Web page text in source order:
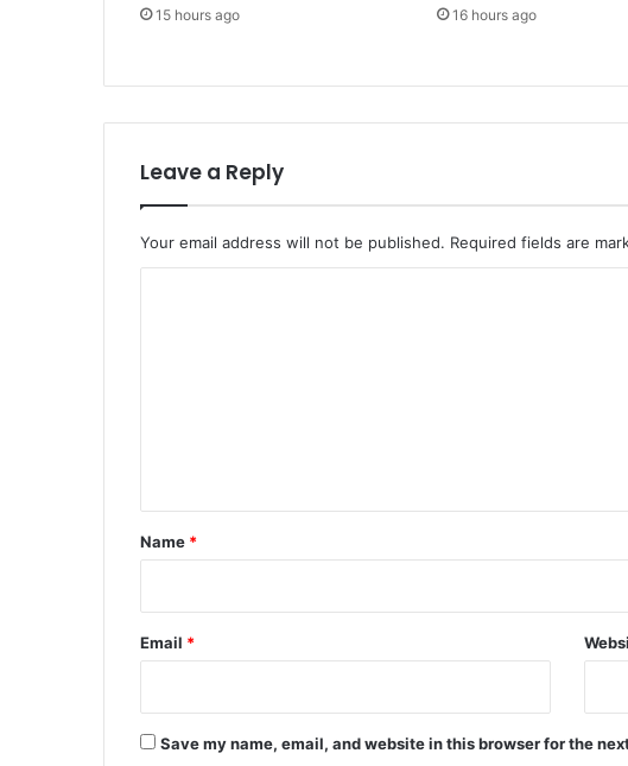
15 hours ago 16 hours ago
Leave a Reply
Your email address will not be published. Required fields are
*
Name *
Email *
Save my name, email, and website in this browser for the